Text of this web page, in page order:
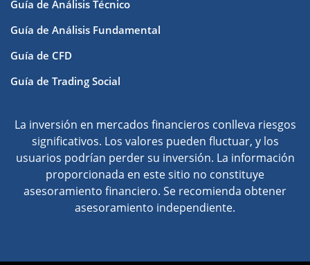
Guía de Análisis Técnico
Guía de Análisis Fundamental
Guía de CFD
Guía de Trading Social
La inversión en mercados financieros conlleva riesgos
significativos. Los valores pueden fluctuar, y los
usuarios podrían perder su inversión. La información
proporcionada en este sitio no constituye
asesoramiento financiero. Se recomienda obtener
asesoramiento independiente.